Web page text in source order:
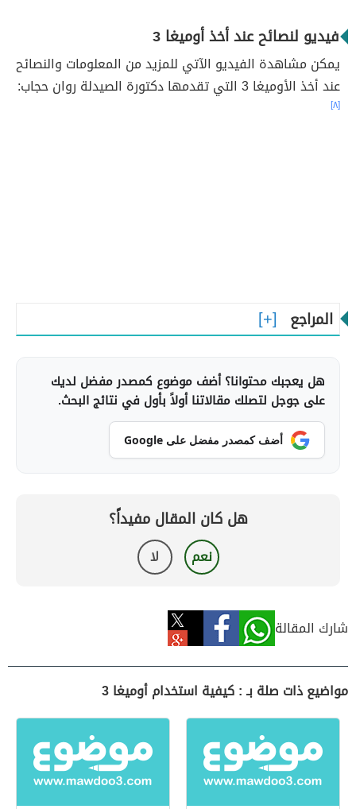
فيديو لنصائح عند أخذ أوميغا 3
يمكن مشاهدة الفيديو الآتي للمزيد من المعلومات والنصائح
عند أخذ الأوميغا 3 التي تقدمها دكتورة الصيدلة روان حجاب:
[٨]
المراجع
هل يعجبك محتوانا؟ أضف موضوع كمصدر مفضل لديك
على جوجل لتصلك مقالاتنا أولاً بأول في نتائج البحث.
أضف كمصدر مفضل على Google
هل كان المقال مفيداً؟
نعم لا
شارك المقالة
مواضيع ذات صلة بـ : كيفية استخدام أوميغا 3